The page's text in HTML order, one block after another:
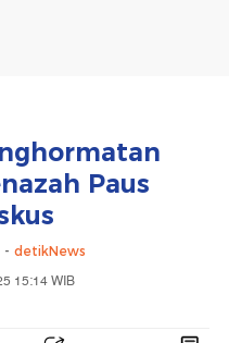
Paus
- detikNews
15:14 WIB